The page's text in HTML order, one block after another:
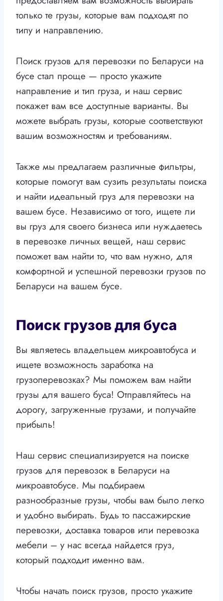
только те грузы, которые вам подходят по
типу и направлению.
Поиск грузов для перевозки по Беларуси на
бусе стал проще — просто укажите
направление и тип груза, и наш сервис
покажет вам все доступные варианты. Вы
можете выбрать грузы, которые соответствуют
вашим возможностям и требованиям.
Также мы предлагаем различные фильтры,
которые помогут вам сузить результаты поиска
и найти идеальный груз для перевозки на
вашем бусе. Независимо от того, ищете ли
вы груз для своего бизнеса или нуждаетесь
в перевозке личных вещей, наш сервис
поможет вам найти то, что вам нужно, для
комфортной и успешной перевозки грузов по
Беларуси на вашем бусе.
Поиск грузов для буса
Вы являетесь владельцем микроавтобуса и
ищете возможность заработка на
грузоперевозках? Мы поможем вам найти
грузы для вашего буса! Отправляйтесь на
дорогу, загруженные грузами, и получайте
прибыль!
Наш сервис специализируется на поиске
грузов для перевозок в Беларуси на
микроавтобусе. Мы подбираем
разнообразные грузы, чтобы вам было легко
и удобно выбирать. Будь то пассажирские
перевозки, доставка товаров или перевозка
мебели – у нас всегда найдется груз,
который подходит именно вам.
Чтобы начать поиск грузов, просто укажите